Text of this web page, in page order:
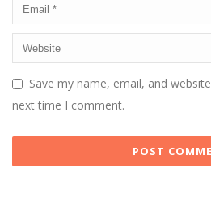
Save my name, email, and
next time I comment.